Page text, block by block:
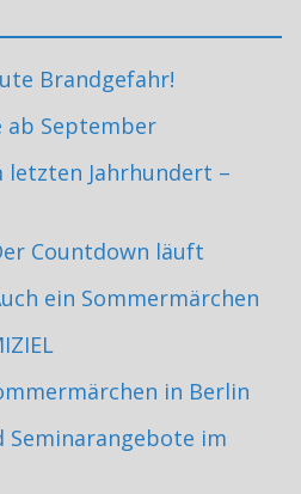
Brandgefahr!
ab September
letzten Jahrhundert –
Countdown läuft
ein Sommermärchen
in Berlin
Seminarangebote im